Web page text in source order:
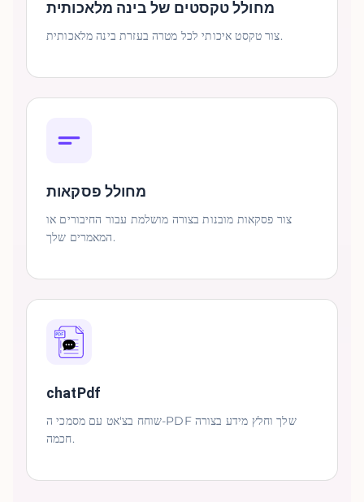
מחולל טקסטים של בינה מלאכותית
צור טקסט איכותי לכל מטרה בעזרת בינה מלאכותית.
מחולל פסקאות
צור פסקאות מובנות בצורה מושלמת עבור החיבורים או
המאמרים שלך.
chatPdf
שוחח בצ'אט עם מסמכי ה-PDF שלך וחלץ מידע בצורה
חכמה.